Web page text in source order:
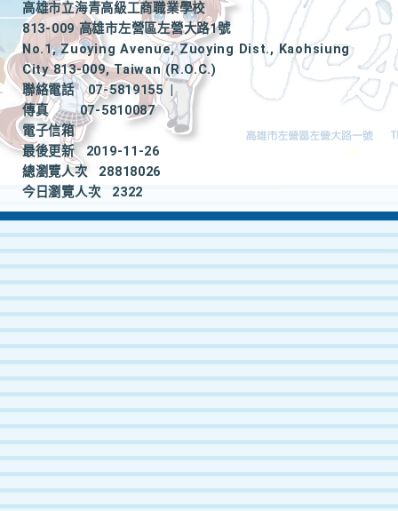
高雄市立海青高級工商職業學校
813-009 高雄市左營區左營大路1號
No.1, Zuoying Avenue, Zuoying Dist., Kaohsiung
City 813-009, Taiwan (R.O.C.)
聯絡電話
07-5819155
|
傳真
07-5810087
電子信箱
最後更新
2019-11-26
總瀏覽人次
28818026
今日瀏覽人次
2322